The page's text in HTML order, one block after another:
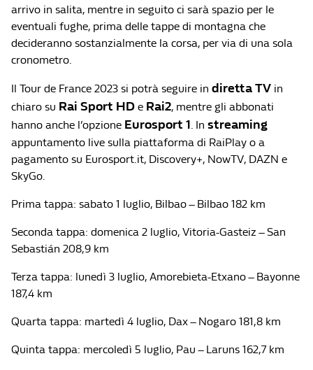
arrivo in salita, mentre in seguito ci sarà spazio per le
eventuali fughe, prima delle tappe di montagna che
decideranno sostanzialmente la corsa, per via di una sola
cronometro.
Il Tour de France 2023 si potrà seguire in diretta TV in
chiaro su Rai Sport HD e Rai2, mentre gli abbonati
hanno anche l’opzione Eurosport 1. In streaming
appuntamento live sulla piattaforma di RaiPlay o a
pagamento su Eurosport.it, Discovery+, NowTV, DAZN e
SkyGo.
Prima tappa: sabato 1 luglio, Bilbao – Bilbao 182 km
Seconda tappa: domenica 2 luglio, Vitoria-Gasteiz – San
Sebastián 208,9 km
Terza tappa: lunedì 3 luglio, Amorebieta-Etxano – Bayonne
187,4 km
Quarta tappa: martedì 4 luglio, Dax – Nogaro 181,8 km
Quinta tappa: mercoledì 5 luglio, Pau – Laruns 162,7 km